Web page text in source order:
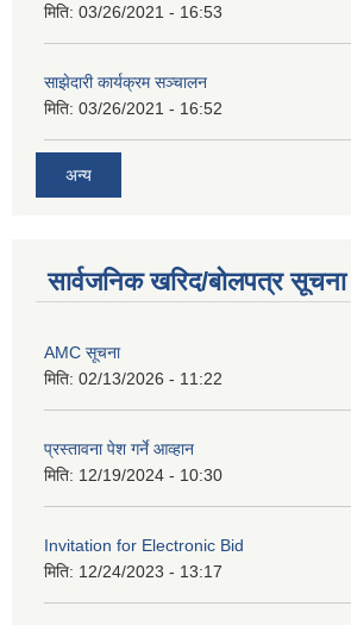
मिति: 03/26/2021 - 16:53
साझेदारी कार्यक्रम सञ्चालन
मिति: 03/26/2021 - 16:52
अन्य
सार्वजनिक खरिद/बोलपत्र सूचना
AMC सूचना
मिति: 02/13/2026 - 11:22
प्रस्तावना पेश गर्ने आव्हान
मिति: 12/19/2024 - 10:30
Invitation for Electronic Bid
मिति: 12/24/2023 - 13:17